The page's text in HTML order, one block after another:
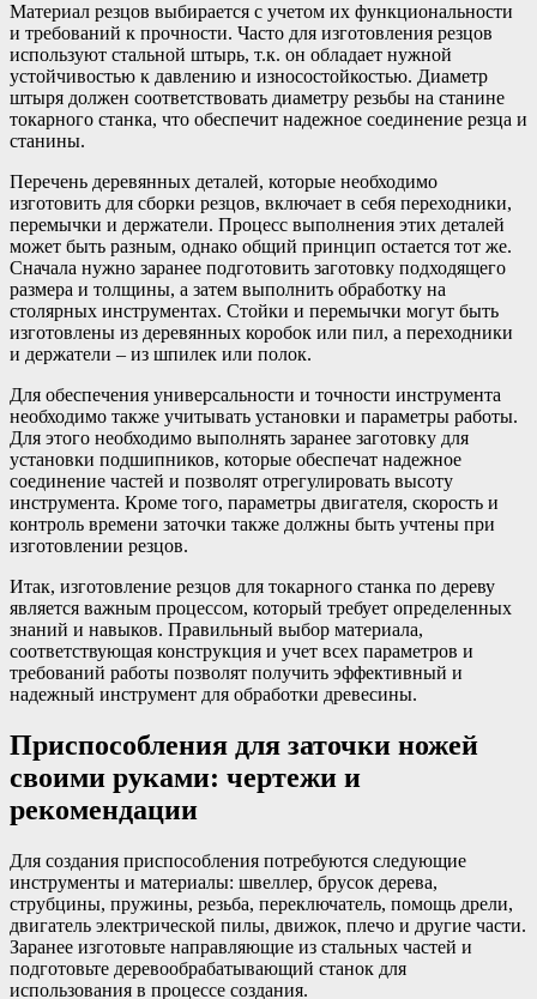
Материал резцов выбирается с учетом их функциональности
и требований к прочности. Часто для изготовления резцов
используют стальной штырь, т.к. он обладает нужной
устойчивостью к давлению и износостойкостью. Диаметр
штыря должен соответствовать диаметру резьбы на станине
токарного станка, что обеспечит надежное соединение резца и
станины.
Перечень деревянных деталей, которые необходимо
изготовить для сборки резцов, включает в себя переходники,
перемычки и держатели. Процесс выполнения этих деталей
может быть разным, однако общий принцип остается тот же.
Сначала нужно заранее подготовить заготовку подходящего
размера и толщины, а затем выполнить обработку на
столярных инструментах. Стойки и перемычки могут быть
изготовлены из деревянных коробок или пил, а переходники
и держатели – из шпилек или полок.
Для обеспечения универсальности и точности инструмента
необходимо также учитывать установки и параметры работы.
Для этого необходимо выполнять заранее заготовку для
установки подшипников, которые обеспечат надежное
соединение частей и позволят отрегулировать высоту
инструмента. Кроме того, параметры двигателя, скорость и
контроль времени заточки также должны быть учтены при
изготовлении резцов.
Итак, изготовление резцов для токарного станка по дереву
является важным процессом, который требует определенных
знаний и навыков. Правильный выбор материала,
соответствующая конструкция и учет всех параметров и
требований работы позволят получить эффективный и
надежный инструмент для обработки древесины.
Приспособления для заточки ножей
своими руками: чертежи и
рекомендации
Для создания приспособления потребуются следующие
инструменты и материалы: швеллер, брусок дерева,
струбцины, пружины, резьба, переключатель, помощь дрели,
двигатель электрической пилы, движок, плечо и другие части.
Заранее изготовьте направляющие из стальных частей и
подготовьте деревообрабатывающий станок для
использования в процессе создания.